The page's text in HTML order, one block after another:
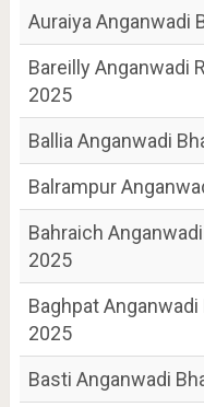
Auraiya Anganwadi
Bareilly Anganwadi
2025
Ballia Anganwadi
Balrampur
Bahraich
2025
Baghpat
2025
Basti Anganwadi